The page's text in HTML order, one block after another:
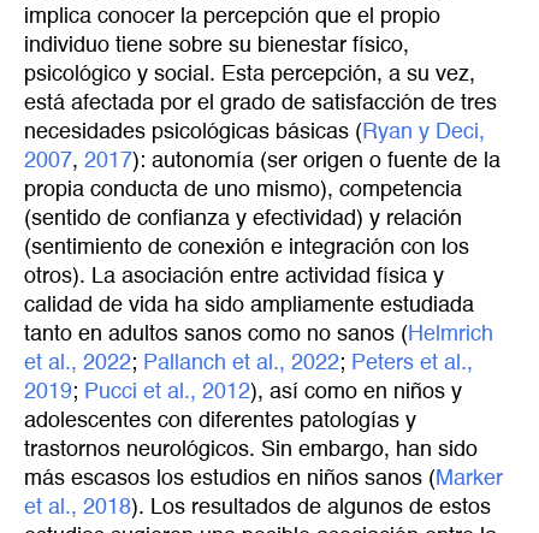
implica conocer la percepción que el propio
individuo tiene sobre su bienestar físico,
psicológico y social. Esta percepción, a su vez,
está afectada por el grado de satisfacción de tres
necesidades psicológicas básicas ( Ryan y Deci,
2007, 2017): autonomía (ser origen o fuente de la
propia conducta de uno mismo), competencia
(sentido de confianza y efectividad) y relación
(sentimiento de conexión e integración con los
otros). La asociación entre actividad física y
calidad de vida ha sido ampliamente estudiada
tanto en adultos sanos como no sanos ( Helmrich
et al., 2022; Pallanch et al., 2022; Peters et al.,
2019; Pucci et al., 2012), así como en niños y
adolescentes con diferentes patologías y
trastornos neurológicos. Sin embargo, han sido
más escasos los estudios en niños sanos ( Marker
et al., 2018). Los resultados de algunos de estos